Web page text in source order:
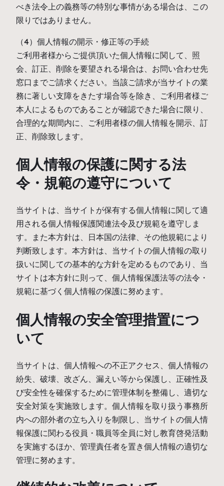
べき法令上の義務等の特別な事情がある場合は、この
限りではありません。
（4）個人情報の開示・修正等の手続
ご利用者様からご提供頂いた個人情報に関して、照
会、訂正、削除を要望される場合は、お問い合わせ先
窓口までご請求ください。当該ご請求が当サイトの業
務に著しい支障をきたす場合等を除き、ご利用者様ご
本人によるものであることが確認できた場合に限り、
合理的な期間内に、ご利用者様の個人情報を開示、訂
正、削除致します。
個人情報の保護に関する法
令・規範の遵守について
当サイトは、当サイトが保有する個人情報に関して適
用される個人情報保護関連法令及び規範を遵守しま
す。また本方針は、日本国の法律、その他規範により
判断致します。本方針は、当サイトの個人情報の取り
扱いに関しての基本的な方針を定めるものであり、当
サイトは本方針に則って、個人情報保護法等の法令・
規範に基づく個人情報の保護に努めます。
個人情報の安全管理措置につ
いて
当サイトは、個人情報への不正アクセス、個人情報の
紛失、破壊、改ざん、漏えい等から保護し、正確性及
び安全性を確保するために管理体制を整備し、適切な
安全対策を実施致します。個人情報を取り扱う事務所
内への部外者の立ち入りを制限し、当サイトの個人情
報保護に関わる役員・職員等全員に対し教育啓発活動
を実施するほか、管理責任者を置き個人情報の適切な
管理に努めます。